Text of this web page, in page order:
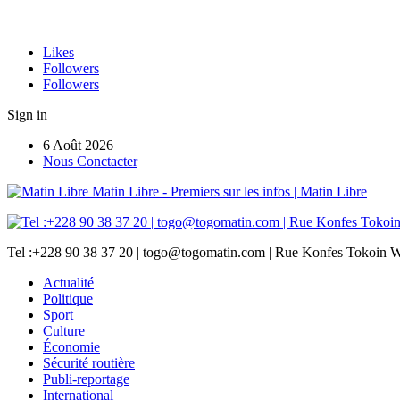
Likes
Followers
Followers
Sign in
6 Août 2026
Nous Conctacter
Matin Libre - Premiers sur les infos | Matin Libre
Tel :+228 90 38 37 20 | togo@togomatin.com | Rue Konfes Tokoin
Actualité
Politique
Sport
Culture
Économie
Sécurité routière
Publi-reportage
International